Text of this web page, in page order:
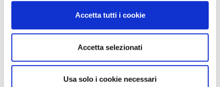
dalla Dichiarazione sui cookie.
Utilizziamo i cookie per personalizzare contenuti ed
analizzare il nostro traffico. Condividiamo inoltre
informazioni sul modo in cui utilizza il nostro sito con i
Accetta tutti i cookie
Accetta selezionati
Usa solo i cookie necessari
carrello
carrello
-42% -42%